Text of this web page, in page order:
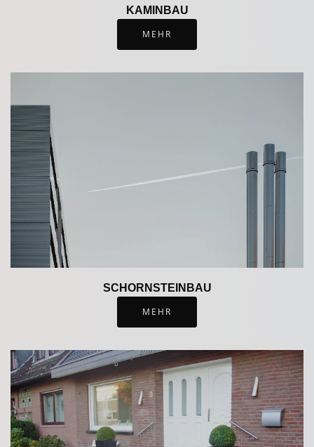
KAMINBAU
MEHR
SCHORNSTEINBAU
MEHR
!!! Aktuelles !!! Aktuelles !!! Aktuelles
!!! Aktuelles !!! Aktuelles !!!
-- In den Sommerferien bleibt unser Geschäft
!!! Aktuelles !!! Aktuelles !!! Aktuelles
!!! Aktuelles !!! Aktuelles !!!
Wir bitten Sie,
Termin
Diesen können Sie gerne unter:
kamine.devereinbaren.
Ihr Team Timmermanns Kamine